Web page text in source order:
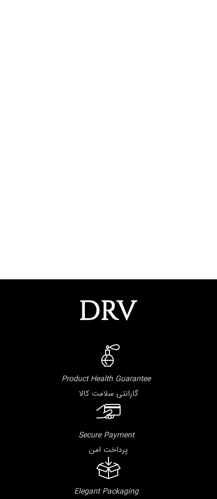
Product Health Guarantee
گارانتی سلامت کالا
Secure Payment
پرداخت امن
Elegant Packaging